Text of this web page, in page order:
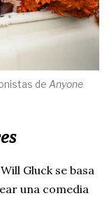
de Anyone
Gluck se basa
una comedia